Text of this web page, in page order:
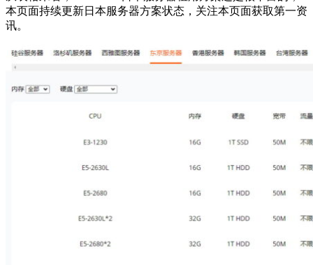
本页面持续更新日本服务器方案状态，关注本页面获取第一资
讯。